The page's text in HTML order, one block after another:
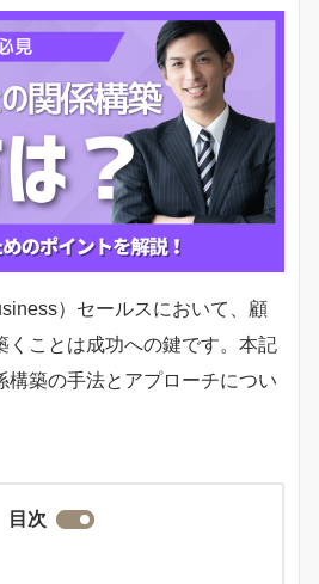
）セールスにおいて、顧
くことは成功への鍵です。本記
構築の手法とアプローチについ
目次